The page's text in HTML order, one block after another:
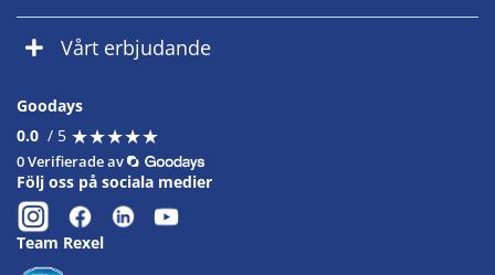
Vårt erbjudande
Goodays
0.0 / 5 ★★★★★
★★★★★
0 Verifierade av
Följ oss på sociala medier
Team Rexel